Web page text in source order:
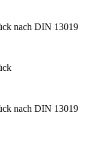
nach DIN 13019
nach DIN 13019